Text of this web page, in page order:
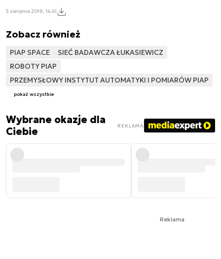
5 sierpnia 2019, 14:41
Zobacz również
PIAP SPACE
SIEĆ BADAWCZA ŁUKASIEWICZ
ROBOTY PIAP
PRZEMYSŁOWY INSTYTUT AUTOMATYKI I POMIARÓW PIAP
pokaż wszystkie
Wybrane okazje dla
Ciebie
REKLAMA
Reklama